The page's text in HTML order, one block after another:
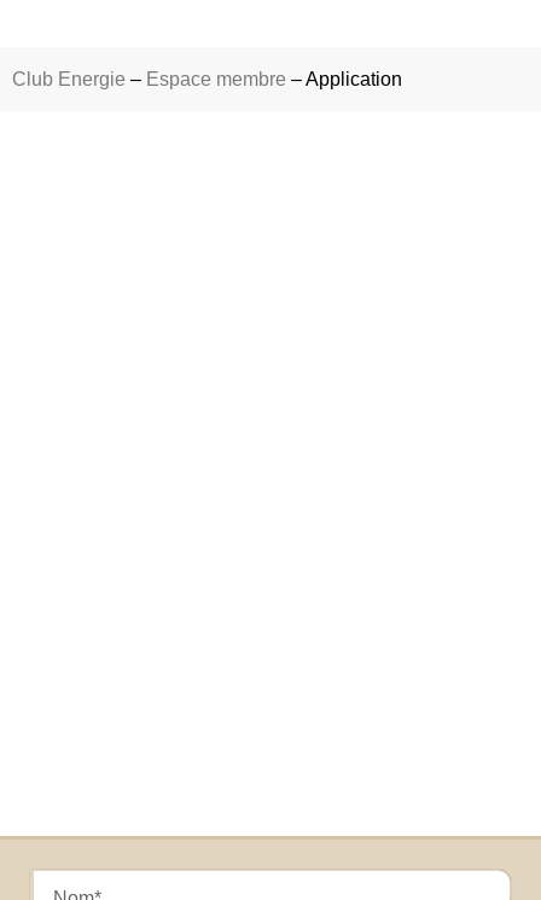
Club Energie – Espace membre –Application